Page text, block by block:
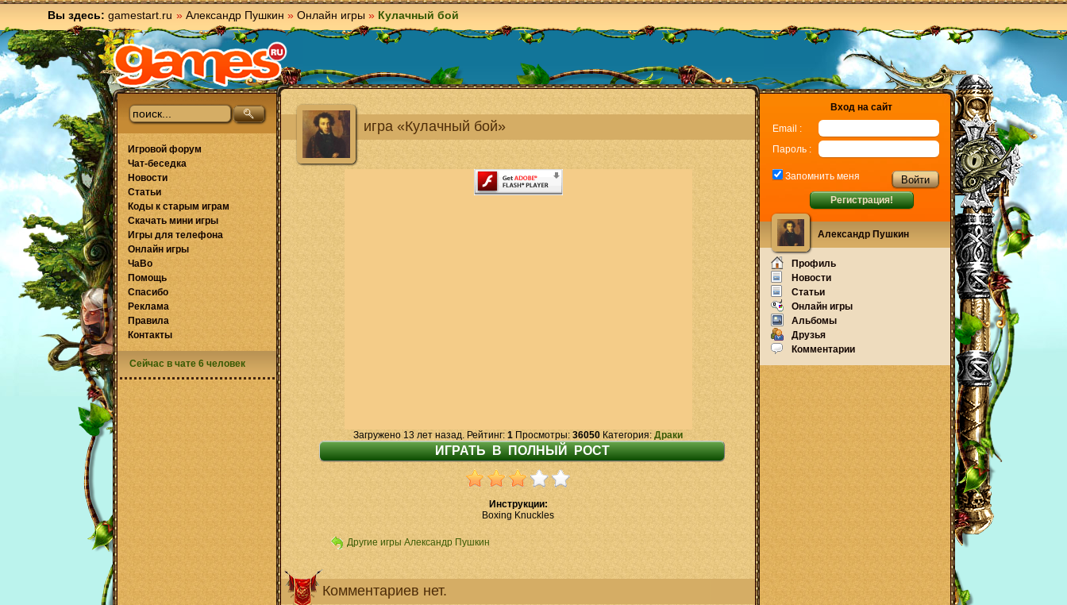
Вы здесь: gamestart.ru » Александр Пушкин » Онлайн игры » Кулачный бой
игра «Кулачный бой»
Загружено 13 лет назад. Рейтинг: 1 Просмотры: 36050 Категория: Драки
Инструкции:
Boxing Knuckles
Другие игры Александр Пушкин
Комментариев нет.
Игровой форум
Чат-беседка
Новости
Статьи
Коды к старым играм
Скачать мини игры
Игры для телефона
Онлайн игры
ЧаВо
Помощь
Спасибо
Реклама
Правила
Контакты
Сейчас в чате 6 человек
Вход на сайт
Email :
Пароль :
Запомнить меня
Регистрация!
Александр Пушкин
Профиль
Новости
Статьи
Онлайн игры
Альбомы
Друзья
Комментарии